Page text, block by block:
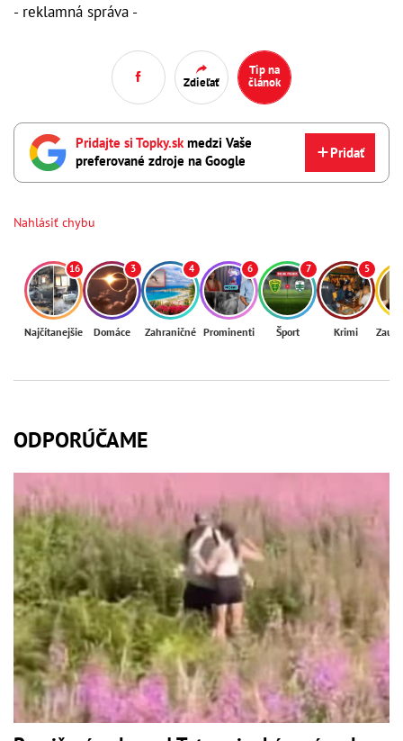
- reklamná správa -
Zdieľať
Tip na
článok
Pridajte si Topky.skmedzi Vaše
preferované zdroje na Google
Pridať
Nahlásiť chybu
16
Najčítanejšie
3
Domáce
4
Zahraničné
6
Prominenti
7
Šport
5
Krimi
ODPORÚČAME